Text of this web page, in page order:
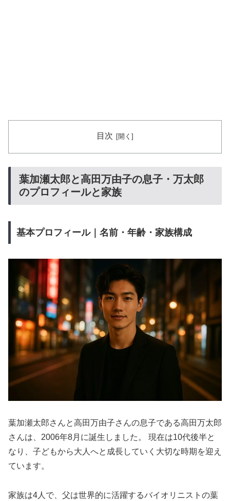
目次
葉加瀬太郎と高田万由子の息子・万太郎
のプロフィールと家族
基本プロフィール｜名前・年齢・家族構成
葉加瀬太郎さんと高田万由子さんの息子である高田万太郎
さんは、2006年8月に誕生しました。 現在は10代後半と
なり、子どもから大人へと成長していく大切な時期を迎え
ています。
家族は4人で、父は世界的に活躍するバイオリニストの葉